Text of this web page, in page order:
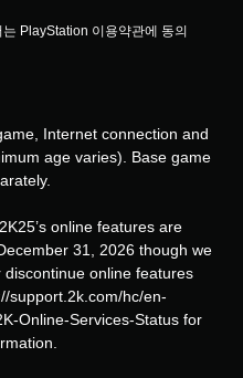
PlayStation 이용약관에 동의
Internet connection and
age varies). Base game
online features are
31, 2026 though we
online features
support.2k.com/hc/en-
Online-Services-Status for